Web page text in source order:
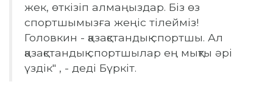
жек, өткізіп алмаңыздар. Біз өз
спортшымызға жеңіс тілейміз!
Головкин - қазақстандық спортшы. Ал
қазақстандық спортшылар ең мықты әрі
үздік" , - деді Бүркіт.